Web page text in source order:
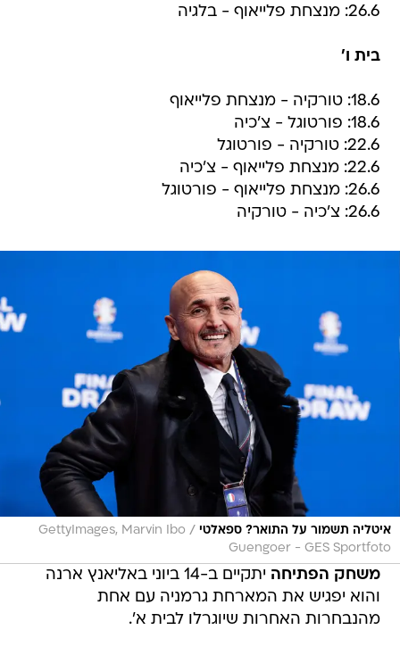
26.6: מנצחת פלייאוף - בלגיה
בית ו'
18.6: טורקיה - מנצחת פלייאוף
18.6: פורטוגל - צ'כיה
22.6: טורקיה - פורטוגל
22.6: מנצחת פלייאוף - צ'כיה
26.6: מנצחת פלייאוף - פורטוגל
26.6: צ'כיה - טורקיה
איטליה תשמור על התואר? ספאלטי /
GettyImages, Marvin Ibo
Guengoer - GES Sportfoto
משחק הפתיחה
יתקיים ב-14 ביוני באליאנץ ארנה
והוא יפגיש את המארחת גרמניה עם אחת
מהנבחרות האחרות שיוגרלו לבית א'.